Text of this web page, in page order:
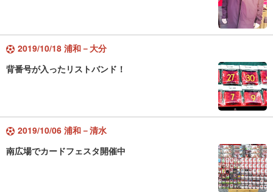
2019/10/18 浦和－大分
背番号が入ったリストバンド！
2019/10/06 浦和－清水
南広場でカードフェスタ開催中